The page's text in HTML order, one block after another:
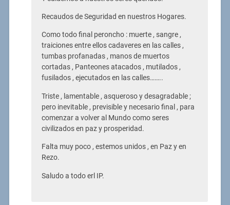
Recaudos de Seguridad en nuestros Hogares.
Como todo final peroncho : muerte , sangre ,
traiciones entre ellos cadaveres en las calles ,
tumbas profanadas , manos de muertos
cortadas , Panteones atacados , mutilados ,
fusilados , ejecutados en las calles……..
Triste , lamentable , asqueroso y desagradable ;
pero inevitable , previsible y necesario final , para
comenzar a volver al Mundo como seres
civilizados en paz y prosperidad.
Falta muy poco , estemos unidos , en Paz y en
Rezo.
Saludo a todo erl IP.